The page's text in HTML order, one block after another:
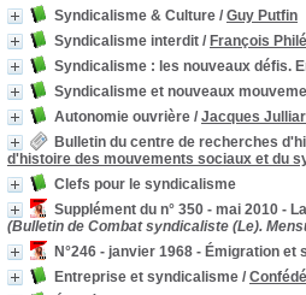
Syndicalisme & Culture / Guy Putfin
Syndicalisme interdit / François
Syndicalisme : les nouveaux défis.
Syndicalisme et nouveaux
Autonomie ouvrière / Jacques
Bulletin du centre de recherches
d'histoire des mouvements sociaux et du
Clefs pour le syndicalisme
Supplément du n° 350 - mai 2010 -
(Bulletin de Combat syndicaliste (Le).
N°246 - janvier 1968 - Émigration et
Entreprise et syndicalisme /